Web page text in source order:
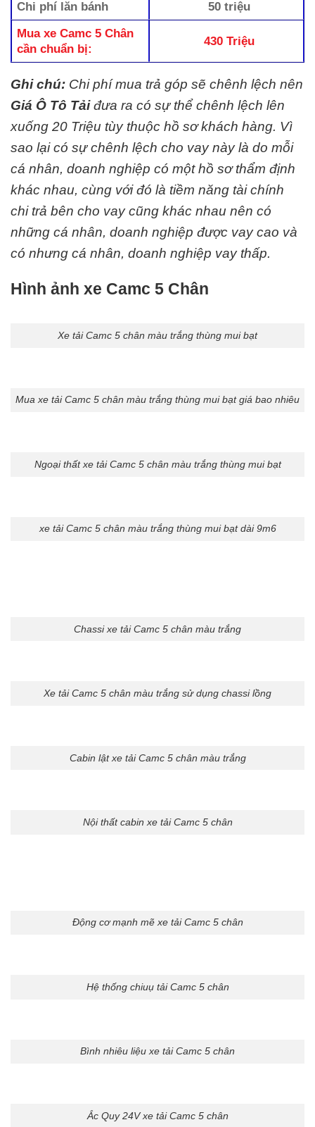
Chi phí lăn bánh
50 triệu
Mua xe Camc 5 Chân
cần chuẩn bị:
430 Triệu
Ghi chú: Chi phí mua trả góp sẽ chênh lệch nên
Giá Ô Tô Tảiđưa ra có sự thể chênh lệch lên
xuống 20 Triệu tùy thuộc hồ sơ khách hàng. Vì
sao lại có sự chênh lệch cho vay này là do mỗi
cá nhân, doanh nghiệp có một hồ sơ thẩm định
khác nhau, cùng với đó là tiềm năng tài chính
chi trả bên cho vay cũng khác nhau nên có
những cá nhân, doanh nghiệp được vay cao và
có nhưng cá nhân, doanh nghiệp vay thấp.
Hình ảnh xe Camc 5 Chân
Xe tải Camc 5 chân màu trắng thùng mui bạt
Mua xe tải Camc 5 chân màu trắng thùng mui bạt giá bao nhiêu
Ngoại thất xe tải Camc 5 chân màu trắng thùng mui bạt
xe tải Camc 5 chân màu trắng thùng mui bạt dài 9m6
Chassi xe tải Camc 5 chân màu trắng
Xe tải Camc 5 chân màu trắng sử dụng chassi lồng
Cabin lật xe tải Camc 5 chân màu trắng
Nội thất cabin xe tải Camc 5 chân
Động cơ mạnh mẽ xe tải Camc 5 chân
Hệ thống chiuụ tải Camc 5 chân
Bình nhiêu liệu xe tải Camc 5 chân
Ắc Quy 24V xe tải Camc 5 chân